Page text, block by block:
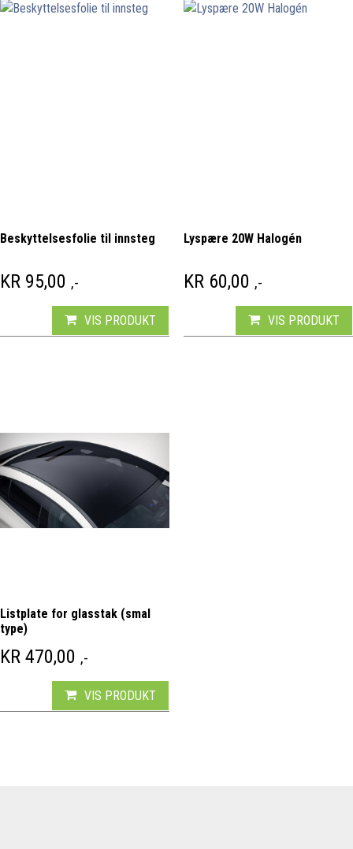
Beskyttelsesfolie til innsteg
KR 95,00 ,-
VIS PRODUKT
Lyspære 20W Halogén
KR60,00 ,-
VIS PRODUKT
Listplate for glasstak (smal
type)
KR 470,00 ,-
VIS PRODUKT